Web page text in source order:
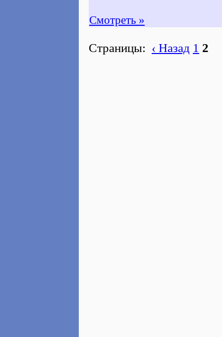
Смотреть »
Страницы: ‹ Назад 1 2